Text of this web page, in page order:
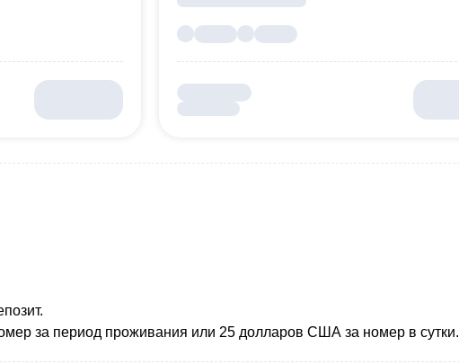
за период проживания или 25 долларов США за номер в сутки.